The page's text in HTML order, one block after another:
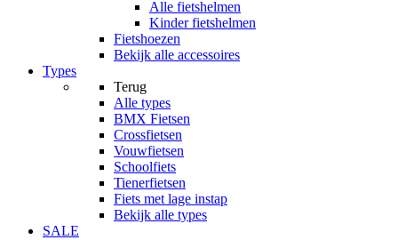
Alle fietshelmen
Kinder fietshelmen
Fietshoezen
Bekijk alle accessoires
Types
Terug
Alle types
BMX Fietsen
Crossfietsen
Vouwfietsen
Schoolfiets
Tienerfietsen
Fiets met lage instap
Bekijk alle types
SALE